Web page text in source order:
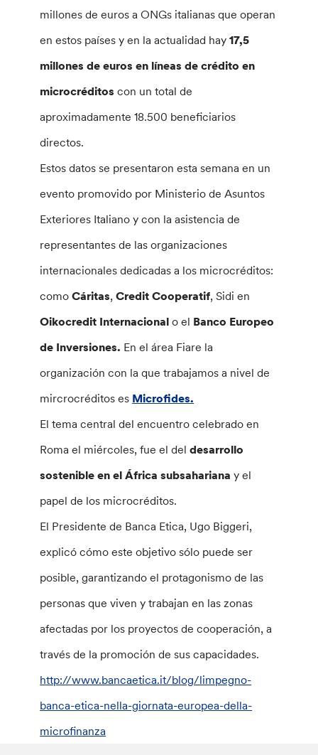
millones de euros a ONGs italianas que operan
en estos países y en la actualidad hay17,5
millones de euros en líneas de crédito en
microcréditos con un total de
aproximadamente 18.500 beneficiarios
directos.
Estos datos se presentaron esta semana en un
evento promovido por Ministerio de Asuntos
Exteriores Italiano y con la asistencia de
representantes de las organizaciones
internacionales dedicadas a los microcréditos:
comoCáritas,Credit Cooperatif, Sidi en
Oikocredit Internacionalo el Banco Europeo
de Inversiones. En el área Fiare la
organización con la que trabajamos a nivel de
mircrocréditos es Microfides.
El tema central del encuentro celebrado en
Roma el miércoles, fue el del desarrollo
sostenible en el África subsaharianay el
papel de los microcréditos.
El Presidente de Banca Etica, Ugo Biggeri,
explicó cómo este objetivo sólo puede ser
posible, garantizando el protagonismo de las
personas que viven y trabajan en las zonas
afectadas por los proyectos de cooperación, a
través de la promoción de sus capacidades.
http://www.bancaetica.it/blog/limpegno-
banca-etica-nella-giornata-europea-della-
microfinanza